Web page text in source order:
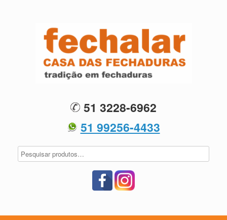
51 3228-6962
51 99256-4433